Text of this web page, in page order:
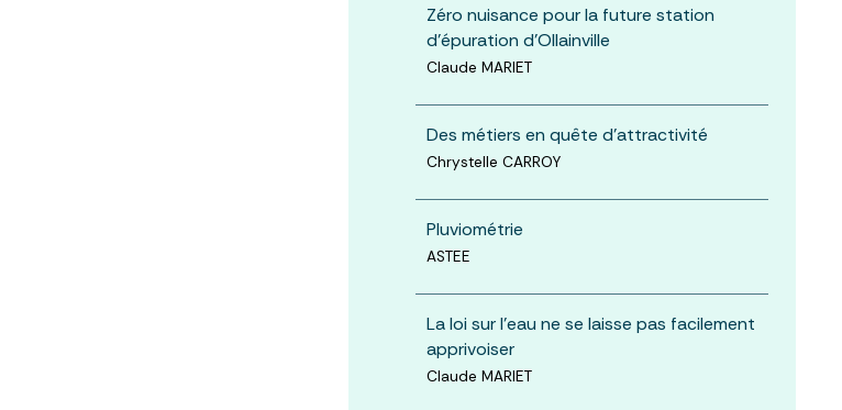
Zéro nuisance pour la future station
d'épuration d'Ollainville
Claude MARIET
Des métiers en quête d'attractivité
Chrystelle CARROY
Pluviométrie
ASTEE
La loi sur l'eau ne se laisse pas facilement
apprivoiser
Claude MARIET